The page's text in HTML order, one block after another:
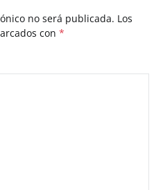
no será publicada. Los
con *